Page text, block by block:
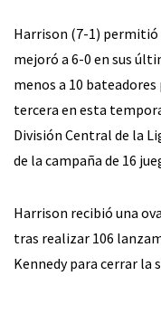
Harrison (7-1) permitió
mejoró a 6-0 en sus
menos a 10
tercera en esta
División Central de la
de la campaña de 16
Harrison recibió una
tras realizar 106
Kennedy para cerrar la